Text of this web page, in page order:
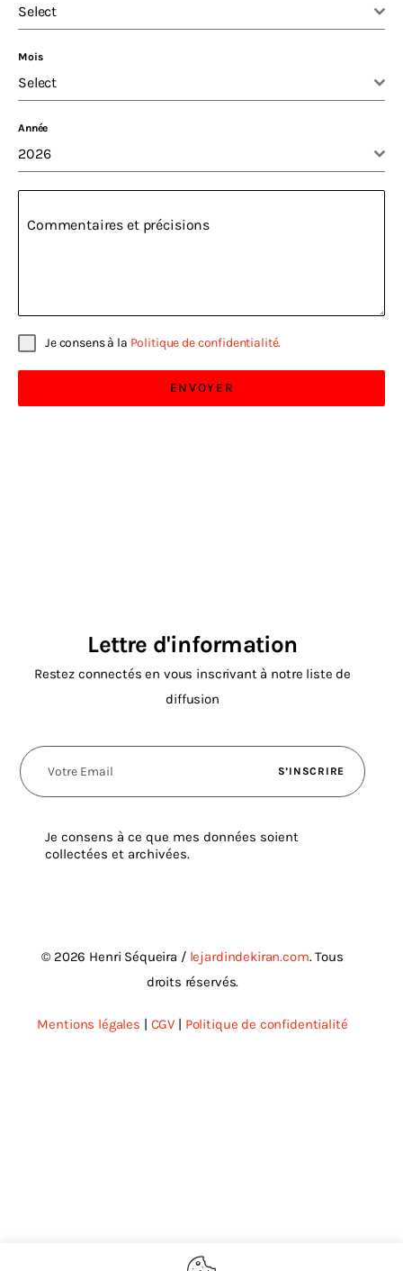
Select
Mois
Select
Année
2026
Commentaires et précisions
Je consens à la Politique de confidentialité.
ENVOYER
Lettre d'information
Restez connectés en vous inscrivant à notre liste de
diffusion
S’INSCRIRE
Je consens à ce que mes données soient
collectées et archivées.
© 2026 Henri Séqueira / lejardindekiran.com. Tous
droits réservés.
Mentions légales | CGV | Politique de confidentialité